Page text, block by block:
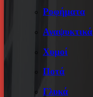
Ροφήματα
Αναψυκτικά
Χυμοί
Ποτά
Γλυκά